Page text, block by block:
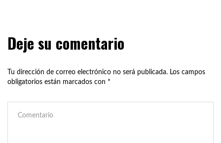
Deje su comentario
Tu dirección de correo electrónico no será publicada. Los campos
obligatorios están marcados con *